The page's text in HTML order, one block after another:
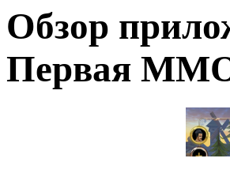
Обзор
Первая